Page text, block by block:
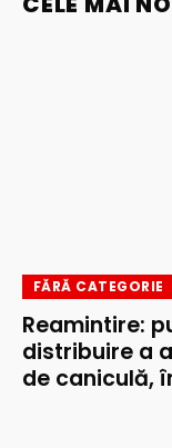
FĂRĂ CATEGORIE
Reamintire:
distribuire a
de caniculă,